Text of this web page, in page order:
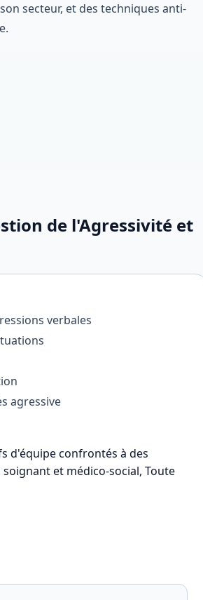
secteur, et des techniques anti-
de l'Agressivité et
verbales
agressive
d'équipe confrontés à des
et médico-social, Toute